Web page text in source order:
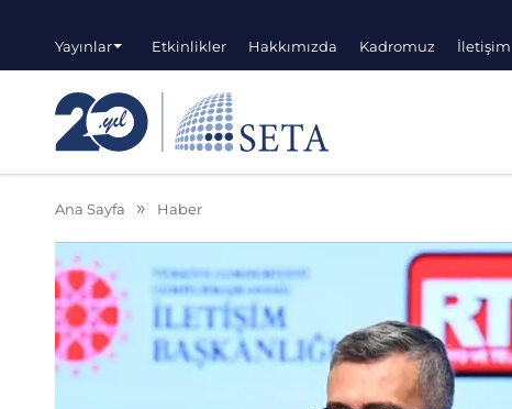
Yayınlar Etkinlikler Hakkımızda Kadromuz İletişim
Ana Sayfa Haber